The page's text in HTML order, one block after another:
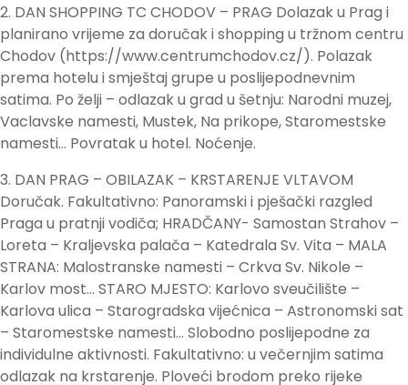
2. DAN SHOPPING TC CHODOV – PRAG Dolazak u Prag i
planirano vrijeme za doručak i shopping u tržnom centru
Chodov (https://www.centrumchodov.cz/). Polazak
prema hotelu i smještaj grupe u poslijepodnevnim
satima. Po želji – odlazak u grad u šetnju: Narodni muzej,
Vaclavske namesti, Mustek, Na prikope, Staromestske
namesti… Povratak u hotel. Noćenje.
3. DAN PRAG – OBILAZAK – KRSTARENJE VLTAVOM
Doručak. Fakultativno: Panoramski i pješački razgled
Praga u pratnji vodiča; HRADČANY- Samostan Strahov –
Loreta – Kraljevska palača – Katedrala Sv. Vita – MALA
STRANA: Malostranske namesti – Crkva Sv. Nikole –
Karlov most… STARO MJESTO: Karlovo sveučilište –
Karlova ulica – Starogradska vijećnica – Astronomski sat
– Staromestske namesti… Slobodno poslijepodne za
individulne aktivnosti. Fakultativno: u večernjim satima
odlazak na krstarenje. Ploveći brodom preko rijeke